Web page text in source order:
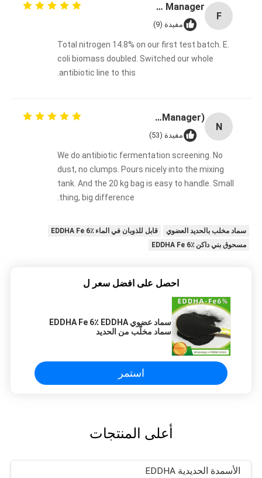
F
Fermentation Manager
مفيدة (9)
Total nitrogen 14.8% on our first test batch. E.
coli biomass doubled. Switched our whole
antibiotic line to this.
N
Nasser (R&D Manager)
مفيدة (53)
We do antibiotic fermentation screening. No
dust, no clumps. Pours nicely into the mixing
tank. And the 20 kg bag is easy to handle. Small
thing, big difference.
سماد مخلب بالحديد العضوي
قابل للذوبان في الماء EDDHA Fe 6٪
مسحوق بني داكن EDDHA Fe 6٪
احصل على افضل سعر ل
سماد عضوي EDDHA Fe 6٪ EDDHA
سماد مخلّب من الحديد
استمر
أعلى المنتجات
الأسمدة الحديدية EDDHA